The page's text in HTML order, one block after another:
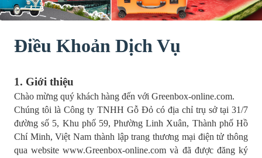
Điều Khoản Dịch Vụ
1. Giới thiệu
Chào mừng quý khách hàng đến với Greenbox-online.com.
Chúng tôi là Công ty TNHH Gỗ Đỏ có địa chỉ trụ sở tại 31/7
đường số 5, Khu phố 59, Phường Linh Xuân, Thành phố Hồ
Chí Minh, Việt Nam thành lập trang thương mại điện tử thông
qua website www.Greenbox-online.com và đã được đăng ký